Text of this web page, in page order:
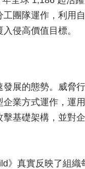
團隊運作，利用
侵高價值目標。
展的態勢。威脅
業方式運作，運
基礎架構，並對
》真實反映了組織